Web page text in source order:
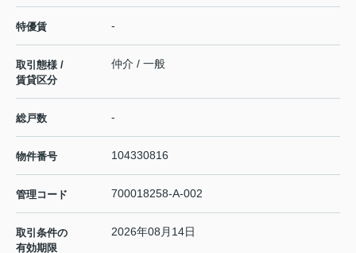
特優賃 -
取引態様 /
賃貸区分
仲介 / 一般
総戸数 -
物件番号 104330816
管理コード 700018258-A-002
取引条件の
有効期限
2026年08月14日